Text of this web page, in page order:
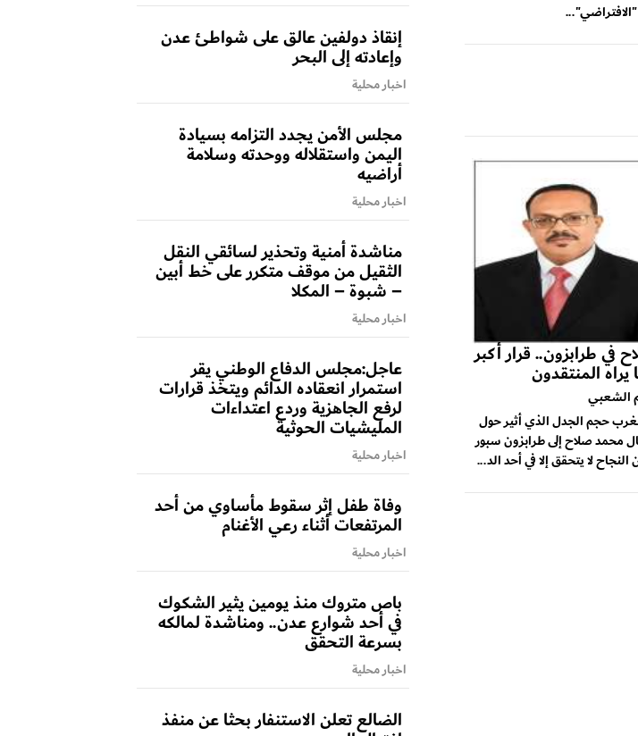
في طرابزون.. قرار أكبر
يراه المنتقدون
الشعبي
حجم الجدل الذي أثير حول
محمد صلاح إلى طرابزون سبور
النجاح لا يتحقق إلا في أحد الد...
إنقاذ دولفين عالق على شواطئ عدن
وإعادته إلى البحر
اخبار محلية
مجلس الأمن يجدد التزامه بسيادة
اليمن واستقلاله ووحدته وسلامة
أراضيه
اخبار محلية
مناشدة أمنية وتحذير لسائقي النقل
الثقيل من موقف متكرر على خط أبين
– شبوة – المكلا
اخبار محلية
عاجل:مجلس الدفاع الوطني يقر
استمرار انعقاده الدائم ويتخذ قرارات
لرفع الجاهزية وردع اعتداءات
المليشيات الحوثية
اخبار محلية
وفاة طفل إثر سقوط مأساوي من أحد
المرتفعات أثناء رعي الأغنام
اخبار محلية
باص متروك منذ يومين يثير الشكوك
في أحد شوارع عدن.. ومناشدة لمالكه
بسرعة التحقق
اخبار محلية
الضالع تعلن الاستنفار بحثا عن منفذ